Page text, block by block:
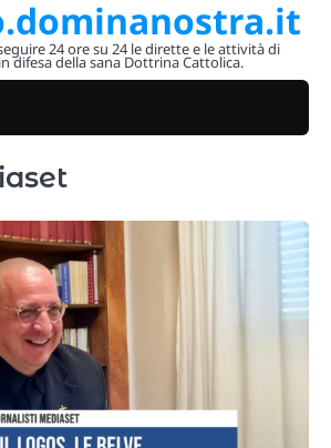
24 ore su 24 le dirette e le attività di
difesa della sana Dottrina Cattolica.